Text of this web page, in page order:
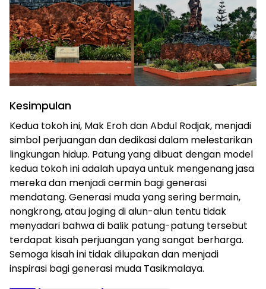
Kesimpulan
Kedua tokoh ini, Mak Eroh dan Abdul Rodjak, menjadi
simbol perjuangan dan dedikasi dalam melestarikan
lingkungan hidup. Patung yang dibuat dengan model
kedua tokoh ini adalah upaya untuk mengenang jasa
mereka dan menjadi cermin bagi generasi
mendatang. Generasi muda yang sering bermain,
nongkrong, atau joging di alun-alun tentu tidak
menyadari bahwa di balik patung-patung tersebut
terdapat kisah perjuangan yang sangat berharga.
Semoga kisah ini tidak dilupakan dan menjadi
inspirasi bagi generasi muda Tasikmalaya.